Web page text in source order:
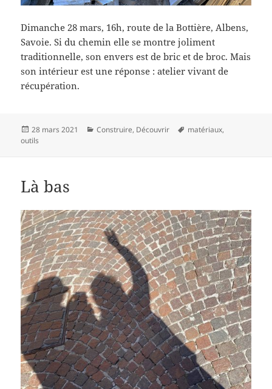
Dimanche 28 mars, 16h, route de la Bottière, Albens,
Savoie. Si du chemin elle se montre joliment
traditionnelle, son envers est de bric et de broc. Mais
son intérieur est une réponse : atelier vivant de
récupération.
Publié
le
28 mars 2021 Catégories
Construire, Découvrir
Mots-
matériaux,
outils
Là bas